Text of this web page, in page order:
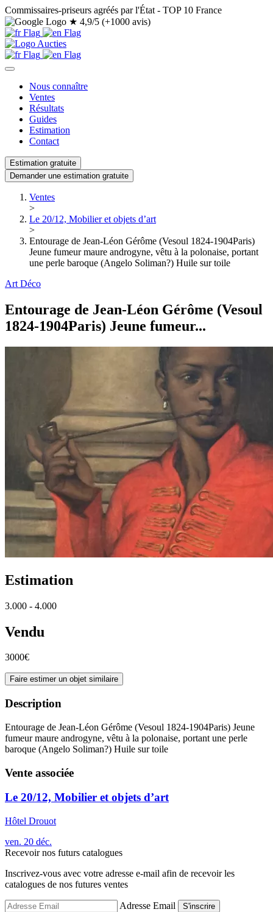
Commissaires-priseurs agréés par l'État - TOP 10 France
★ 4,9/5 (+1000 avis)
Nous connaître
Ventes
Résultats
Guides
Estimation
Contact
Estimation gratuite
Demander une estimation gratuite
Ventes
>
Le 20/12, Mobilier et objets d’art
>
Entourage de Jean-Léon Gérôme (Vesoul 1824-1904Paris)
Jeune fumeur maure androgyne, vêtu à la polonaise, portant
une perle baroque (Angelo Soliman?) Huile sur toile
Art Déco
Entourage de Jean-Léon Gérôme (Vesoul
1824-1904Paris) Jeune fumeur...
Estimation
3.000 - 4.000
Vendu
3000€
Faire estimer un objet similaire
Description
Entourage de Jean-Léon Gérôme (Vesoul 1824-1904Paris) Jeune
fumeur maure androgyne, vêtu à la polonaise, portant une perle
baroque (Angelo Soliman?) Huile sur toile
Vente associée
Le 20/12, Mobilier et objets d’art
Hôtel Drouot
ven. 20 déc.
Recevoir nos futurs catalogues
Inscrivez-vous avec votre adresse e-mail afin de recevoir les
catalogues de nos futures ventes
Adresse Email S'inscrire